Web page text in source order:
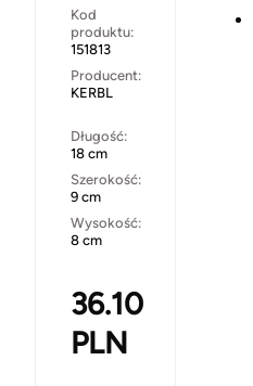
Kod
produktu:
151813
Producent:
KERBL
Długość:
18 cm
Szerokość:
9 cm
Wysokość:
8 cm
36.10
PLN